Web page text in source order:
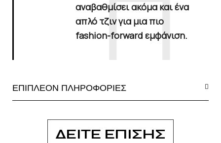
αναβαθμίσει ακόμα και ένα
απλό τζιν για μια πιο
fashion-forward εμφάνιση.
ΕΠΙΠΛΕΟΝ ΠΛΗΡΟΦΟΡΙΕΣ
ΔΕΙΤΕ ΕΠΙΣΗΣ